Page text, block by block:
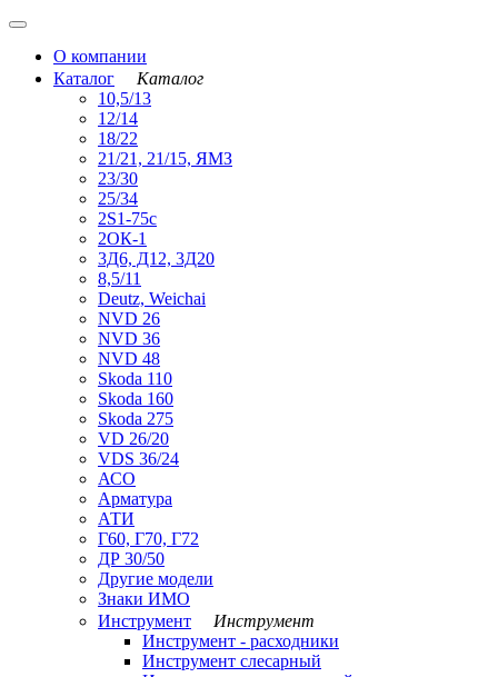
О компании
Каталог
Каталог
10,5/13
12/14
18/22
21/21, 21/15, ЯМЗ
23/30
25/34
2S1-75с
2ОК-1
3Д6, Д12, 3Д20
8,5/11
Deutz, Weichai
NVD 26
NVD 36
NVD 48
Skoda 110
Skoda 160
Skoda 275
VD 26/20
VDS 36/24
АСО
Арматура
АТИ
Г60, Г70, Г72
ДР 30/50
Другие модели
Знаки ИМО
Инструмент
Инструмент
Инструмент - расходники
Инструмент слесарный